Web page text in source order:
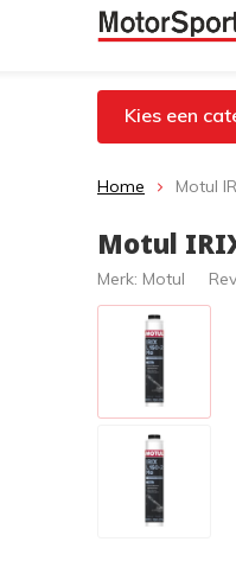
Kies een
Home Motul
Motul
Merk: Motul